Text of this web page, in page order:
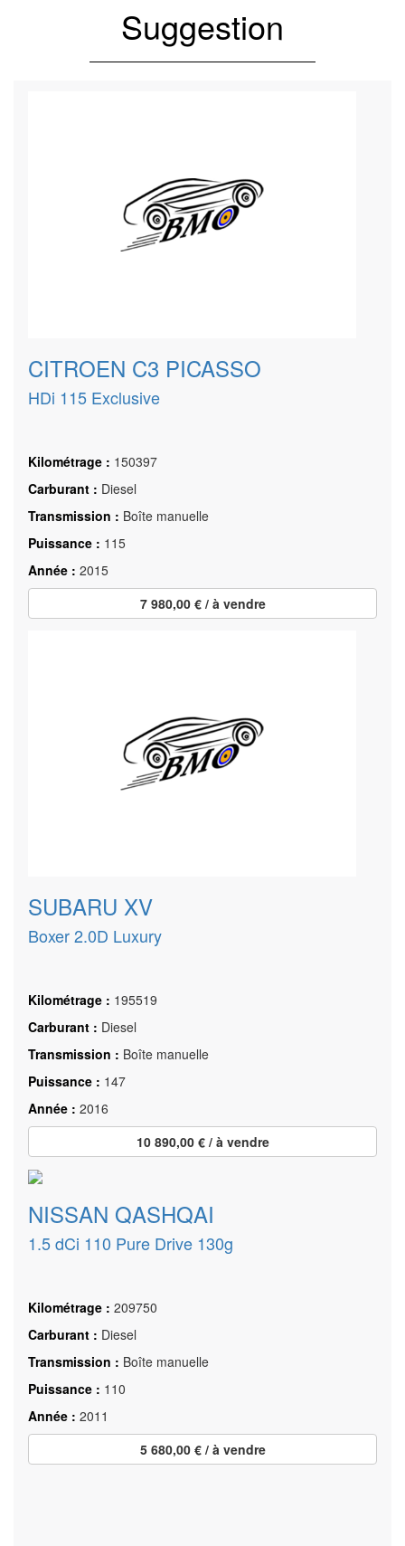
Suggestion
CITROEN C3 PICASSO
HDi 115 Exclusive
Kilométrage : 150397
Carburant : Diesel
Transmission : Boîte manuelle
Puissance : 115
Année : 2015
7 980,00 € / à vendre
SUBARU XV
Boxer 2.0D Luxury
Kilométrage : 195519
Carburant : Diesel
Transmission : Boîte manuelle
Puissance : 147
Année : 2016
10 890,00 € / à vendre
NISSAN QASHQAI
1.5 dCi 110 Pure Drive 130g
Kilométrage : 209750
Carburant : Diesel
Transmission : Boîte manuelle
Puissance : 110
Année : 2011
5 680,00 € / à vendre